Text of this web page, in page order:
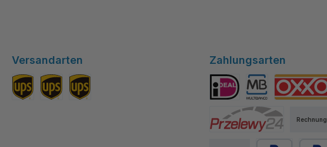
Versandarten Zahlungsarten
Rechnung
Multibanco